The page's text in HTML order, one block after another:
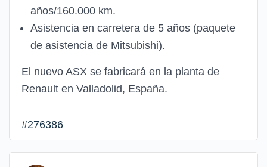
años/160.000 km.
Asistencia en carretera de 5 años (paquete
de asistencia de Mitsubishi).
El nuevo ASX se fabricará en la planta de
Renault en Valladolid, España.
#276386